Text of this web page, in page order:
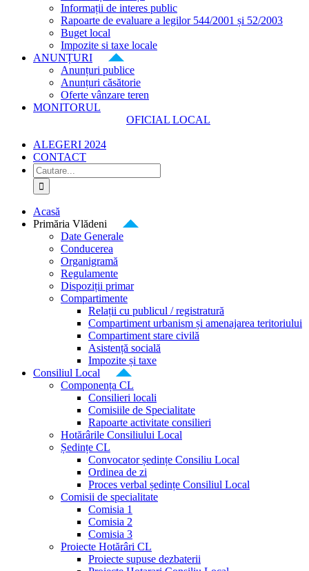
Informații de interes public
Rapoarte de evaluare a legilor 544/2001 și 52/2003
Buget local
Impozite si taxe locale
ANUNȚURI
Anunțuri publice
Anunțuri căsătorie
Oferte vânzare teren
MONITORUL
OFICIAL LOCAL
ALEGERI 2024
CONTACT
Cautare...
Acasă
Primăria Vlădeni
Date Generale
Conducerea
Organigramă
Regulamente
Dispoziții primar
Compartimente
Relații cu publicul / registratură
Compartiment urbanism și amenajarea teritoriului
Compartiment stare civilă
Asistență socială
Impozite și taxe
Consiliul Local
Componența CL
Consilieri locali
Comisiile de Specialitate
Rapoarte activitate consilieri
Hotărârile Consiliului Local
Ședințe CL
Convocator ședințe Consiliu Local
Ordinea de zi
Proces verbal ședințe Consiliul Local
Comisii de specialitate
Comisia 1
Comisia 2
Comisia 3
Proiecte Hotărâri CL
Proiecte supuse dezbaterii